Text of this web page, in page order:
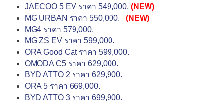
JAECOO 5 EV ราคา 549,000. (NEW)
MG URBAN ราคา 550,000.
(NEW)
MG4 ราคา 579,000.
MG ZS EV ราคา 599,000.
ORA Good Cat ราคา 599,000.
OMODA C5 ราคา 629,000.
BYD ATTO 2 ราคา 629,900.
ORA 5 ราคา 669,000.
BYD ATTO 3 ราคา 699,900.